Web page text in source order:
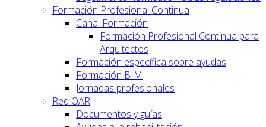
Formación Profesional Continua
Canal Formación
Formación Profesional Continua para
Arquitectos
Formación específica sobre ayudas
Formación BIM
Jornadas profesionales
Red OAR
Documentos y guías